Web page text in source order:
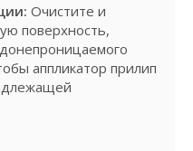
Очистите и
поверхность,
аппликатор прилип